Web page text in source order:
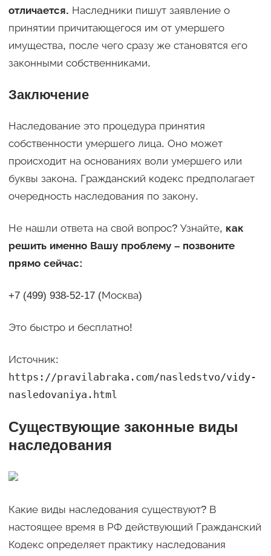
отличается. Наследники пишут заявление о
принятии причитающегося им от умершего
имущества, после чего сразу же становятся его
законными собственниками.
Заключение
Наследование это процедура принятия
собственности умершего лица. Оно может
происходит на основаниях воли умершего или
буквы закона. Гражданский кодекс предполагает
очередность наследования по закону.
Не нашли ответа на свой вопрос? Узнайте, как
решить именно Вашу проблему – позвоните
прямо сейчас:
+7 (499) 938-52-17 (Москва)
Это быстро и бесплатно!
Источник:
https://pravilabraka.com/nasledstvo/vidy-
nasledovaniya.html
Существующие законные виды
наследования
Какие виды наследования существуют? В
настоящее время в РФ действующий Гражданский
Кодекс определяет практику наследования